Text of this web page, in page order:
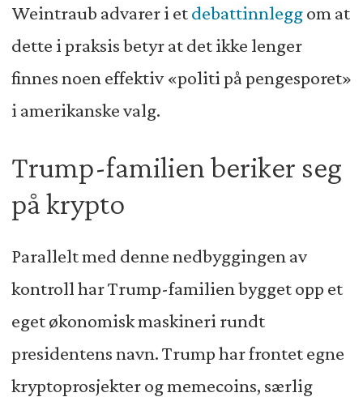
Weintraub advarer i etdebattinnleggom at
dette i praksis betyr at det ikke lenger
finnes noen effektiv «politi på pengesporet»
i amerikanske valg.
Trump-familien beriker seg
på krypto
Parallelt med denne nedbyggingen av
kontroll har Trump-familien bygget opp et
eget økonomisk maskineri rundt
presidentens navn. Trump har frontet egne
kryptoprosjekter og memecoins, særlig